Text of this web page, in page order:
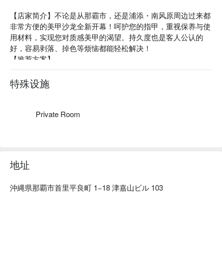
【店家简介】不论是从那霸市，还是浦添・南风原周边过来都
非常方便的美甲沙龙全新开幕！呵护您的指甲，重视保养与使
用材料，实现您对质感美甲的渴望。持久度也是客人公认的
好，容易剥落、掉色等烦恼都能轻松解决！
【推荐方案】
呵护美甲方案：不使用含丙酮成分的材料。利用 PARA GEL
顶级光疗凝胶不伤害指甲，让您在维持甲面健康的状况下享受
美甲乐趣，另外还有提供甘皮推整服务！
选择镜面美甲！
特殊设施
Private Room
地址
沖縄県那覇市首里平良町 1−18 津嘉山ビル 103